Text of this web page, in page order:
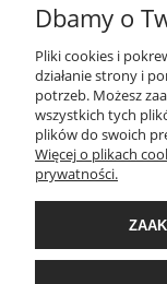
Dbamy o
Pliki cookies i
działanie strony i
potrzeb. Możesz
wszystkich tych
plików do swoich
Więcej o plikach
prywatności.